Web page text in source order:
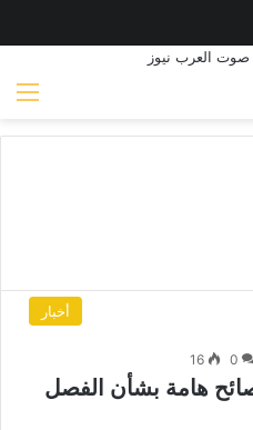
أخبار
0
16
هامة بشأن الفصل